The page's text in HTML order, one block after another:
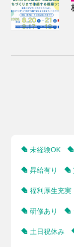
未経験OK
昇給有り
福利厚生充実
研修あり
土日祝休み